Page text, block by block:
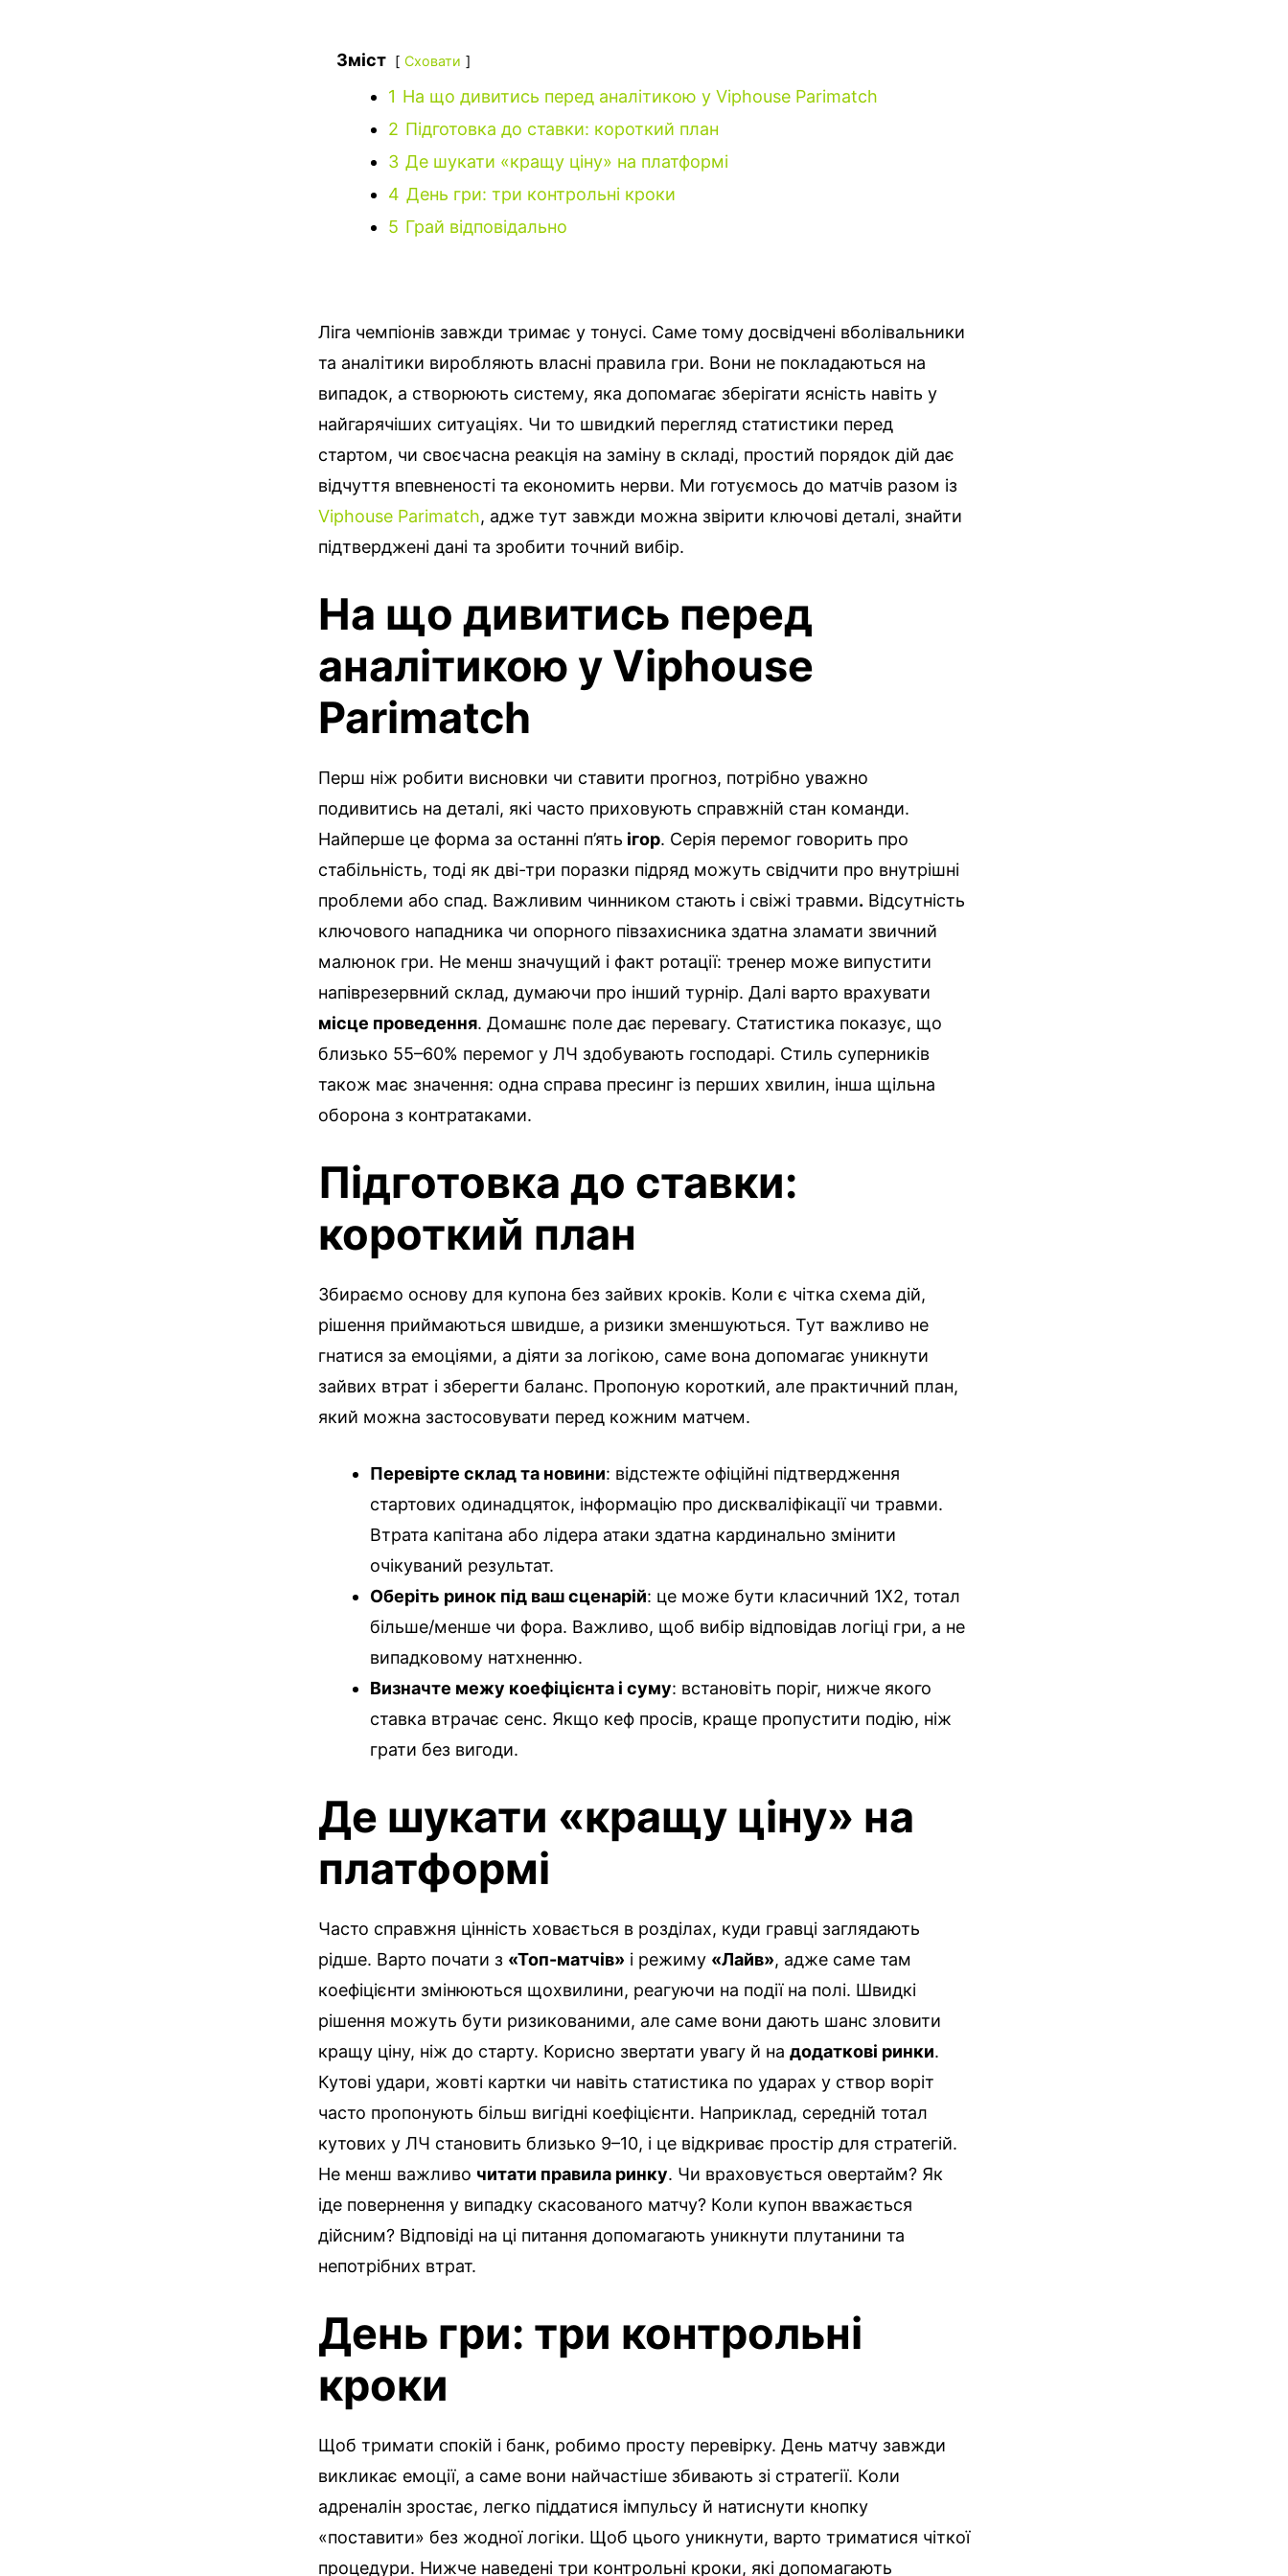
Зміст Сховати
1 На що дивитись перед аналітикою у Viphouse Parimatch
2 Підготовка до ставки: короткий план
3 Де шукати «кращу ціну» на платформі
4 День гри: три контрольні кроки
5 Грай відповідально
Ліга чемпіонів завжди тримає у тонусі. Саме тому досвідчені вболівальники
та аналітики виробляють власні правила гри. Вони не покладаються на
випадок, а створюють систему, яка допомагає зберігати ясність навіть у
найгарячіших ситуаціях. Чи то швидкий перегляд статистики перед
стартом, чи своєчасна реакція на заміну в складі, простий порядок дій дає
відчуття впевненості та економить нерви. Ми готуємось до матчів разом із
Viphouse Parimatch, адже тут завжди можна звірити ключові деталі, знайти
підтверджені дані та зробити точний вибір.
На що дивитись перед
аналітикою у Viphouse
Parimatch
Перш ніж робити висновки чи ставити прогноз, потрібно уважно
подивитись на деталі, які часто приховують справжній стан команди.
Найперше це форма за останні п’ять ігор. Серія перемог говорить про
стабільність, тоді як дві-три поразки підряд можуть свідчити про внутрішні
проблеми або спад. Важливим чинником стають і свіжі травми. Відсутність
ключового нападника чи опорного півзахисника здатна зламати звичний
малюнок гри. Не менш значущий і факт ротації: тренер може випустити
напіврезервний склад, думаючи про інший турнір. Далі варто врахувати
місце проведення. Домашнє поле дає перевагу. Статистика показує, що
близько 55–60% перемог у ЛЧ здобувають господарі. Стиль суперників
також має значення: одна справа пресинг із перших хвилин, інша щільна
оборона з контратаками.
Підготовка до ставки:
короткий план
Збираємо основу для купона без зайвих кроків. Коли є чітка схема дій,
рішення приймаються швидше, а ризики зменшуються. Тут важливо не
гнатися за емоціями, а діяти за логікою, саме вона допомагає уникнути
зайвих втрат і зберегти баланс. Пропоную короткий, але практичний план,
який можна застосовувати перед кожним матчем.
Перевірте склад та новини: відстежте офіційні підтвердження
стартових одинадцяток, інформацію про дискваліфікації чи травми.
Втрата капітана або лідера атаки здатна кардинально змінити
очікуваний результат.
Оберіть ринок під ваш сценарій: це може бути класичний 1Х2, тотал
більше/менше чи фора. Важливо, щоб вибір відповідав логіці гри, а не
випадковому натхненню.
Визначте межу коефіцієнта і суму: встановіть поріг, нижче якого
ставка втрачає сенс. Якщо кеф просів, краще пропустити подію, ніж
грати без вигоди.
Де шукати «кращу ціну» на
платформі
Часто справжня цінність ховається в розділах, куди гравці заглядають
рідше. Варто почати з «Топ-матчів» і режиму «Лайв», адже саме там
коефіцієнти змінюються щохвилини, реагуючи на події на полі. Швидкі
рішення можуть бути ризикованими, але саме вони дають шанс зловити
кращу ціну, ніж до старту. Корисно звертати увагу й на додаткові ринки.
Кутові удари, жовті картки чи навіть статистика по ударах у створ воріт
часто пропонують більш вигідні коефіцієнти. Наприклад, середній тотал
кутових у ЛЧ становить близько 9–10, і це відкриває простір для стратегій.
Не менш важливо читати правила ринку. Чи враховується овертайм? Як
іде повернення у випадку скасованого матчу? Коли купон вважається
дійсним? Відповіді на ці питання допомагають уникнути плутанини та
непотрібних втрат.
День гри: три контрольні
кроки
Щоб тримати спокій і банк, робимо просту перевірку. День матчу завжди
викликає емоції, а саме вони найчастіше збивають зі стратегії. Коли
адреналін зростає, легко піддатися імпульсу й натиснути кнопку
«поставити» без жодної логіки. Щоб цього уникнути, варто триматися чіткої
процедури. Нижче наведені три контрольні кроки, які допомагають